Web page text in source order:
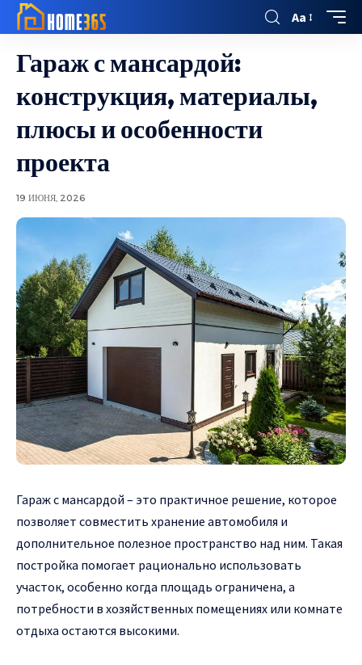
Aa
Гараж с мансардой:
конструкция, материалы,
плюсы и особенности
проекта
19 ИЮНЯ, 2026
Гараж с мансардой – это практичное решение, которое
позволяет совместить хранение автомобиля и
дополнительное полезное пространство над ним. Такая
постройка помогает рационально использовать
участок, особенно когда площадь ограничена, а
потребности в хозяйственных помещениях или комнате
отдыха остаются высокими.